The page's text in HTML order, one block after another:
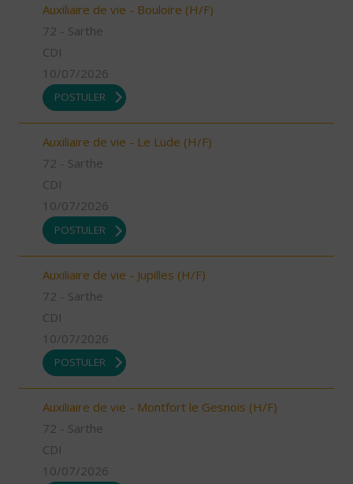
Auxiliaire de vie - Bouloire (H/F)
72 - Sarthe
CDI
10/07/2026
POSTULER
Auxiliaire de vie - Le Lude (H/F)
72 - Sarthe
CDI
10/07/2026
POSTULER
Auxiliaire de vie - Jupilles (H/F)
72 - Sarthe
CDI
10/07/2026
POSTULER
Auxiliaire de vie - Montfort le Gesnois (H/F)
72 - Sarthe
CDI
10/07/2026